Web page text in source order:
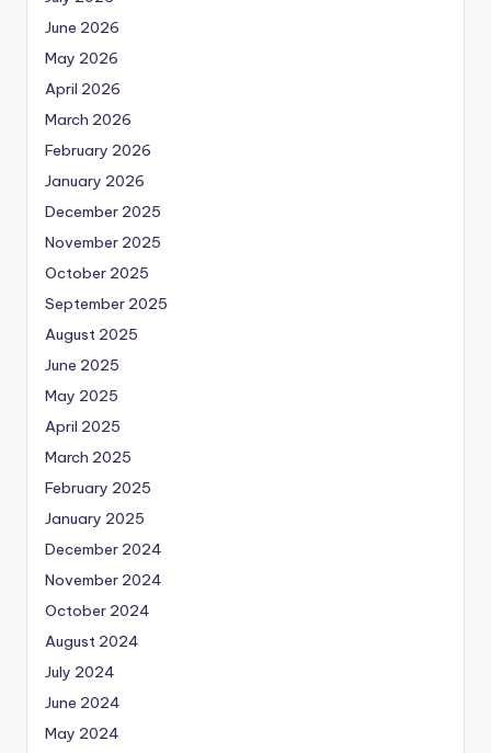
June 2026
May 2026
April 2026
March 2026
February 2026
January 2026
December 2025
November 2025
October 2025
September 2025
August 2025
June 2025
May 2025
April 2025
March 2025
February 2025
January 2025
December 2024
November 2024
October 2024
August 2024
July 2024
June 2024
May 2024